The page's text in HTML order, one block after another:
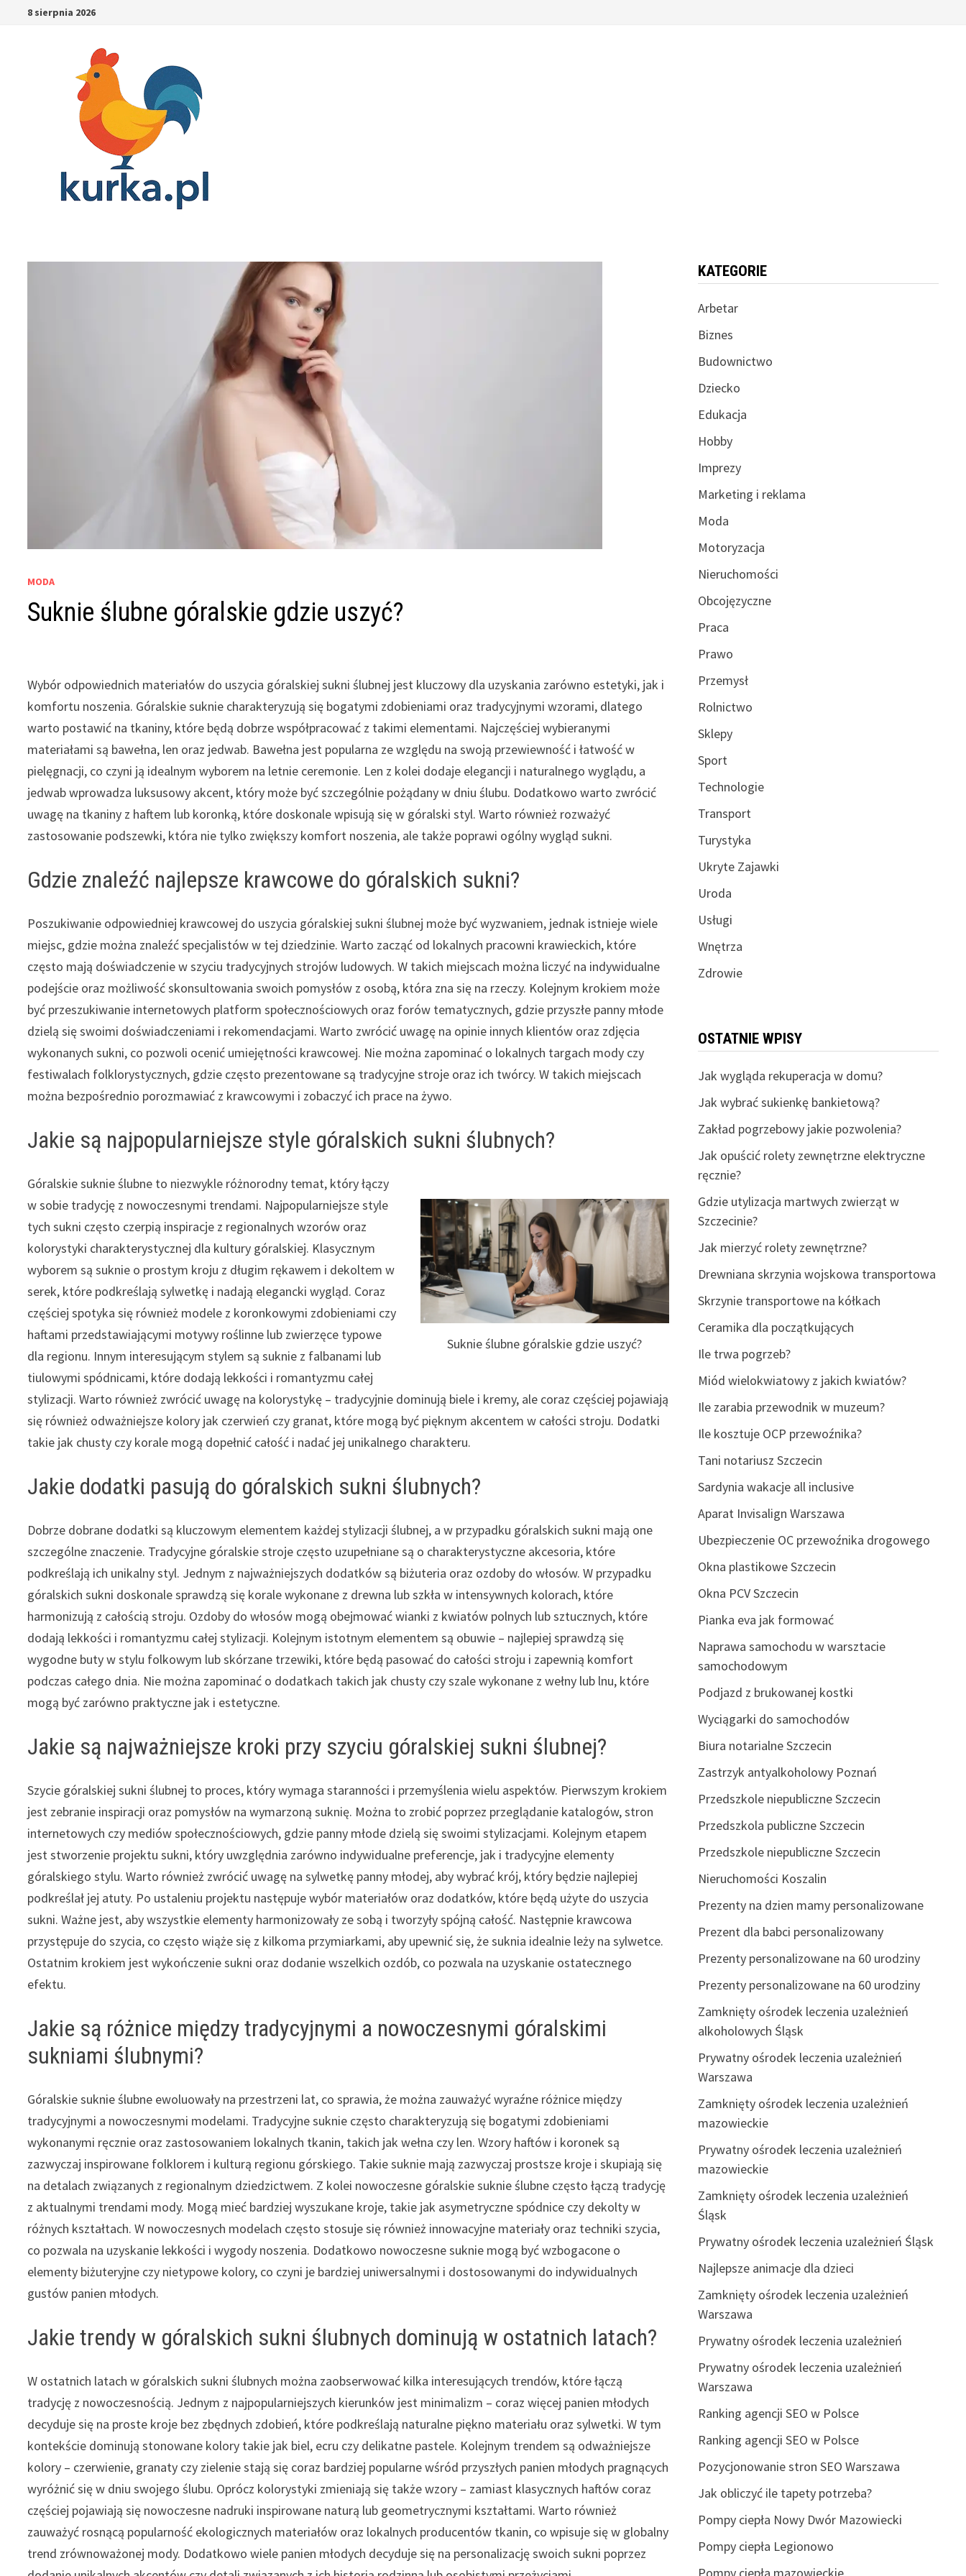
8 sierpnia 2026
MODA
Suknie ślubne góralskie gdzie uszyć?
Wybór odpowiednich materiałów do uszycia góralskiej sukni ślubnej jest kluczowy dla uzyskania zarówno estetyki, jak i
komfortu noszenia. Góralskie suknie charakteryzują się bogatymi zdobieniami oraz tradycyjnymi wzorami, dlatego
warto postawić na tkaniny, które będą dobrze współpracować z takimi elementami. Najczęściej wybieranymi
materiałami są bawełna, len oraz jedwab. Bawełna jest popularna ze względu na swoją przewiewność i łatwość w
pielęgnacji, co czyni ją idealnym wyborem na letnie ceremonie. Len z kolei dodaje elegancji i naturalnego wyglądu, a
jedwab wprowadza luksusowy akcent, który może być szczególnie pożądany w dniu ślubu. Dodatkowo warto zwrócić
uwagę na tkaniny z haftem lub koronką, które doskonale wpisują się w góralski styl. Warto również rozważyć
zastosowanie podszewki, która nie tylko zwiększy komfort noszenia, ale także poprawi ogólny wygląd sukni.
Gdzie znaleźć najlepsze krawcowe do góralskich sukni?
Poszukiwanie odpowiedniej krawcowej do uszycia góralskiej sukni ślubnej może być wyzwaniem, jednak istnieje wiele
miejsc, gdzie można znaleźć specjalistów w tej dziedzinie. Warto zacząć od lokalnych pracowni krawieckich, które
często mają doświadczenie w szyciu tradycyjnych strojów ludowych. W takich miejscach można liczyć na indywidualne
podejście oraz możliwość skonsultowania swoich pomysłów z osobą, która zna się na rzeczy. Kolejnym krokiem może
być przeszukiwanie internetowych platform społecznościowych oraz forów tematycznych, gdzie przyszłe panny młode
dzielą się swoimi doświadczeniami i rekomendacjami. Warto zwrócić uwagę na opinie innych klientów oraz zdjęcia
wykonanych sukni, co pozwoli ocenić umiejętności krawcowej. Nie można zapominać o lokalnych targach mody czy
festiwalach folklorystycznych, gdzie często prezentowane są tradycyjne stroje oraz ich twórcy. W takich miejscach
można bezpośrednio porozmawiać z krawcowymi i zobaczyć ich prace na żywo.
Jakie są najpopularniejsze style góralskich sukni ślubnych?
Suknie ślubne góralskie gdzie uszyć?
Góralskie suknie ślubne to niezwykle różnorodny temat, który łączy
w sobie tradycję z nowoczesnymi trendami. Najpopularniejsze style
tych sukni często czerpią inspiracje z regionalnych wzorów oraz
kolorystyki charakterystycznej dla kultury góralskiej. Klasycznym
wyborem są suknie o prostym kroju z długim rękawem i dekoltem w
serek, które podkreślają sylwetkę i nadają elegancki wygląd. Coraz
częściej spotyka się również modele z koronkowymi zdobieniami czy
haftami przedstawiającymi motywy roślinne lub zwierzęce typowe
dla regionu. Innym interesującym stylem są suknie z falbanami lub
tiulowymi spódnicami, które dodają lekkości i romantyzmu całej
stylizacji. Warto również zwrócić uwagę na kolorystykę – tradycyjnie dominują biele i kremy, ale coraz częściej pojawiają
się również odważniejsze kolory jak czerwień czy granat, które mogą być pięknym akcentem w całości stroju. Dodatki
takie jak chusty czy korale mogą dopełnić całość i nadać jej unikalnego charakteru.
Jakie dodatki pasują do góralskich sukni ślubnych?
Dobrze dobrane dodatki są kluczowym elementem każdej stylizacji ślubnej, a w przypadku góralskich sukni mają one
szczególne znaczenie. Tradycyjne góralskie stroje często uzupełniane są o charakterystyczne akcesoria, które
podkreślają ich unikalny styl. Jednym z najważniejszych dodatków są biżuteria oraz ozdoby do włosów. W przypadku
góralskich sukni doskonale sprawdzą się korale wykonane z drewna lub szkła w intensywnych kolorach, które
harmonizują z całością stroju. Ozdoby do włosów mogą obejmować wianki z kwiatów polnych lub sztucznych, które
dodają lekkości i romantyzmu całej stylizacji. Kolejnym istotnym elementem są obuwie – najlepiej sprawdzą się
wygodne buty w stylu folkowym lub skórzane trzewiki, które będą pasować do całości stroju i zapewnią komfort
podczas całego dnia. Nie można zapominać o dodatkach takich jak chusty czy szale wykonane z wełny lub lnu, które
mogą być zarówno praktyczne jak i estetyczne.
Jakie są najważniejsze kroki przy szyciu góralskiej sukni ślubnej?
Szycie góralskiej sukni ślubnej to proces, który wymaga staranności i przemyślenia wielu aspektów. Pierwszym krokiem
jest zebranie inspiracji oraz pomysłów na wymarzoną suknię. Można to zrobić poprzez przeglądanie katalogów, stron
internetowych czy mediów społecznościowych, gdzie panny młode dzielą się swoimi stylizacjami. Kolejnym etapem
jest stworzenie projektu sukni, który uwzględnia zarówno indywidualne preferencje, jak i tradycyjne elementy
góralskiego stylu. Warto również zwrócić uwagę na sylwetkę panny młodej, aby wybrać krój, który będzie najlepiej
podkreślał jej atuty. Po ustaleniu projektu następuje wybór materiałów oraz dodatków, które będą użyte do uszycia
sukni. Ważne jest, aby wszystkie elementy harmonizowały ze sobą i tworzyły spójną całość. Następnie krawcowa
przystępuje do szycia, co często wiąże się z kilkoma przymiarkami, aby upewnić się, że suknia idealnie leży na sylwetce.
Ostatnim krokiem jest wykończenie sukni oraz dodanie wszelkich ozdób, co pozwala na uzyskanie ostatecznego
efektu.
Jakie są różnice między tradycyjnymi a nowoczesnymi góralskimi
sukniami ślubnymi?
Góralskie suknie ślubne ewoluowały na przestrzeni lat, co sprawia, że można zauważyć wyraźne różnice między
tradycyjnymi a nowoczesnymi modelami. Tradycyjne suknie często charakteryzują się bogatymi zdobieniami
wykonanymi ręcznie oraz zastosowaniem lokalnych tkanin, takich jak wełna czy len. Wzory haftów i koronek są
zazwyczaj inspirowane folklorem i kulturą regionu górskiego. Takie suknie mają zazwyczaj prostsze kroje i skupiają się
na detalach związanych z regionalnym dziedzictwem. Z kolei nowoczesne góralskie suknie ślubne często łączą tradycję
z aktualnymi trendami mody. Mogą mieć bardziej wyszukane kroje, takie jak asymetryczne spódnice czy dekolty w
różnych kształtach. W nowoczesnych modelach często stosuje się również innowacyjne materiały oraz techniki szycia,
co pozwala na uzyskanie lekkości i wygody noszenia. Dodatkowo nowoczesne suknie mogą być wzbogacone o
elementy biżuteryjne czy nietypowe kolory, co czyni je bardziej uniwersalnymi i dostosowanymi do indywidualnych
gustów panien młodych.
Jakie trendy w góralskich sukni ślubnych dominują w ostatnich latach?
W ostatnich latach w góralskich sukni ślubnych można zaobserwować kilka interesujących trendów, które łączą
tradycję z nowoczesnością. Jednym z najpopularniejszych kierunków jest minimalizm – coraz więcej panien młodych
decyduje się na proste kroje bez zbędnych zdobień, które podkreślają naturalne piękno materiału oraz sylwetki. W tym
kontekście dominują stonowane kolory takie jak biel, ecru czy delikatne pastele. Kolejnym trendem są odważniejsze
kolory – czerwienie, granaty czy zielenie stają się coraz bardziej popularne wśród przyszłych panien młodych pragnących
wyróżnić się w dniu swojego ślubu. Oprócz kolorystyki zmieniają się także wzory – zamiast klasycznych haftów coraz
częściej pojawiają się nowoczesne nadruki inspirowane naturą lub geometrycznymi kształtami. Warto również
zauważyć rosnącą popularność ekologicznych materiałów oraz lokalnych producentów tkanin, co wpisuje się w globalny
trend zrównoważonej mody. Dodatkowo wiele panien młodych decyduje się na personalizację swoich sukni poprzez
KATEGORIE
Arbetar
Biznes
Budownictwo
Dziecko
Edukacja
Hobby
Imprezy
Marketing i reklama
Moda
Motoryzacja
Nieruchomości
Obcojęzyczne
Praca
Prawo
Przemysł
Rolnictwo
Sklepy
Sport
Technologie
Transport
Turystyka
Ukryte Zajawki
Uroda
Usługi
Wnętrza
Zdrowie
OSTATNIE WPISY
Jak wygląda rekuperacja w domu?
Jak wybrać sukienkę bankietową?
Zakład pogrzebowy jakie pozwolenia?
Jak opuścić rolety zewnętrzne elektryczne
ręcznie?
Gdzie utylizacja martwych zwierząt w
Szczecinie?
Jak mierzyć rolety zewnętrzne?
Drewniana skrzynia wojskowa transportowa
Skrzynie transportowe na kółkach
Ceramika dla początkujących
Ile trwa pogrzeb?
Miód wielokwiatowy z jakich kwiatów?
Ile zarabia przewodnik w muzeum?
Ile kosztuje OCP przewoźnika?
Tani notariusz Szczecin
Sardynia wakacje all inclusive
Aparat Invisalign Warszawa
Ubezpieczenie OC przewoźnika drogowego
Okna plastikowe Szczecin
Okna PCV Szczecin
Pianka eva jak formować
Naprawa samochodu w warsztacie
samochodowym
Podjazd z brukowanej kostki
Wyciągarki do samochodów
Biura notarialne Szczecin
Zastrzyk antyalkoholowy Poznań
Przedszkole niepubliczne Szczecin
Przedszkola publiczne Szczecin
Przedszkole niepubliczne Szczecin
Nieruchomości Koszalin
Prezenty na dzien mamy personalizowane
Prezent dla babci personalizowany
Prezenty personalizowane na 60 urodziny
Prezenty personalizowane na 60 urodziny
Zamknięty ośrodek leczenia uzależnień
alkoholowych Śląsk
Prywatny ośrodek leczenia uzależnień
Warszawa
Zamknięty ośrodek leczenia uzależnień
mazowieckie
Prywatny ośrodek leczenia uzależnień
mazowieckie
Zamknięty ośrodek leczenia uzależnień
Śląsk
Prywatny ośrodek leczenia uzależnień Śląsk
Najlepsze animacje dla dzieci
Zamknięty ośrodek leczenia uzależnień
Warszawa
Prywatny ośrodek leczenia uzależnień
Prywatny ośrodek leczenia uzależnień
Warszawa
Ranking agencji SEO w Polsce
Ranking agencji SEO w Polsce
Pozycjonowanie stron SEO Warszawa
Jak obliczyć ile tapety potrzeba?
Pompy ciepła Nowy Dwór Mazowiecki
Pompy ciepła Legionowo